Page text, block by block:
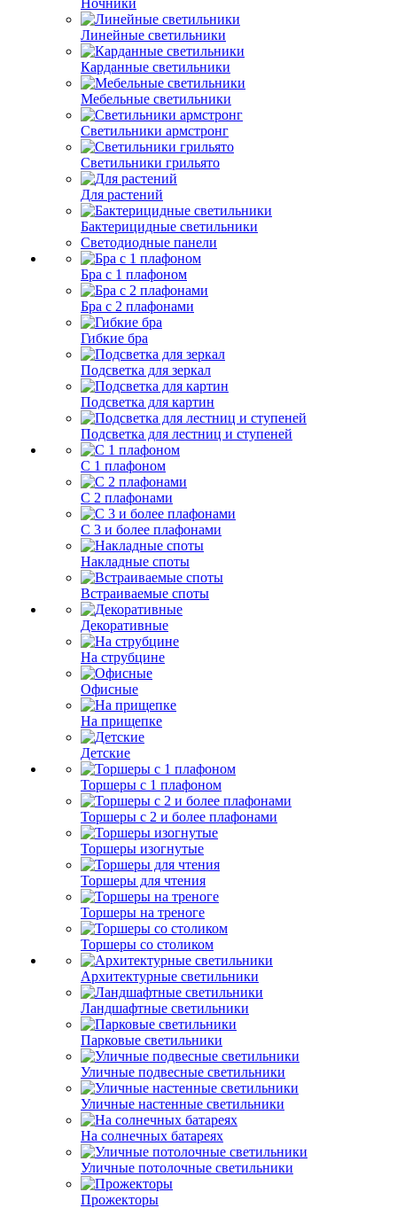
Ночники
Линейные светильники
Карданные светильники
Мебельные светильники
Светильники армстронг
Светильники грильято
Для растений
Бактерицидные светильники
Светодиодные панели
Бра с 1 плафоном
Бра с 2 плафонами
Гибкие бра
Подсветка для зеркал
Подсветка для картин
Подсветка для лестниц и ступеней
С 1 плафоном
С 2 плафонами
С 3 и более плафонами
Накладные споты
Встраиваемые споты
Декоративные
На струбцине
Офисные
На прищепке
Детские
Торшеры с 1 плафоном
Торшеры с 2 и более плафонами
Торшеры изогнутые
Торшеры для чтения
Торшеры на треноге
Торшеры со столиком
Архитектурные светильники
Ландшафтные светильники
Парковые светильники
Уличные подвесные светильники
Уличные настенные светильники
На солнечных батареях
Уличные потолочные светильники
Прожекторы